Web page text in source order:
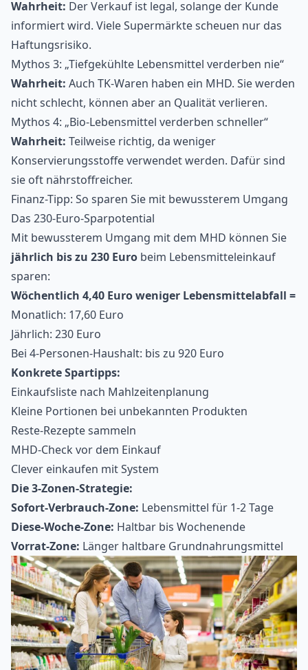
Wahrheit: Der Verkauf ist legal, solange der Kunde
informiert wird. Viele Supermärkte scheuen nur das
Haftungsrisiko.
Mythos 3: „Tiefgekühlte Lebensmittel verderben nie“
Wahrheit: Auch TK-Waren haben ein MHD. Sie werden
nicht schlecht, können aber an Qualität verlieren.
Mythos 4: „Bio-Lebensmittel verderben schneller“
Wahrheit: Teilweise richtig, da weniger
Konservierungsstoffe verwendet werden. Dafür sind
sie oft nährstoffreicher.
Finanz-Tipp: So sparen Sie mit bewussterem Umgang
Das 230-Euro-Sparpotential
Mit bewussterem Umgang mit dem MHD können Sie
jährlich bis zu 230 Euro beim Lebensmitteleinkauf
sparen:
Wöchentlich 4,40 Euro weniger Lebensmittelabfall =
Monatlich: 17,60 Euro
Jährlich: 230 Euro
Bei 4-Personen-Haushalt: bis zu 920 Euro
Konkrete Spartipps:
Einkaufsliste nach Mahlzeitenplanung
Kleine Portionen bei unbekannten Produkten
Reste-Rezepte sammeln
MHD-Check vor dem Einkauf
Clever einkaufen mit System
Die 3-Zonen-Strategie:
Sofort-Verbrauch-Zone: Lebensmittel für 1-2 Tage
Diese-Woche-Zone: Haltbar bis Wochenende
Vorrat-Zone: Länger haltbare Grundnahrungsmittel